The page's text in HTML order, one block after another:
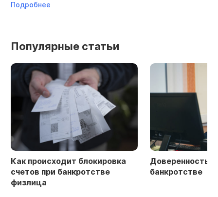
Подробнее
Популярные статьи
Как происходит блокировка
счетов при банкротстве
физлица
Доверенность
банкротстве